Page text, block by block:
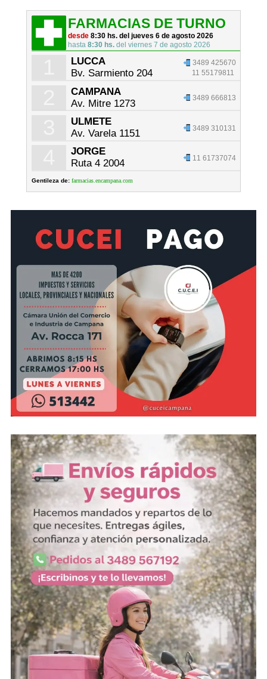
FARMACIAS DE TURNO
desde8:30 hs. del jueves 6 de agosto 2026
hasta8:30 hs. del viernes 7 de agosto 2026
LUCCA
Bv. Sarmiento 204
3489 425670
11 55179811
CAMPANA
Av. Mitre 1273
3489 666813
ULMETE
Av. Varela 1151
3489 310131
JORGE
Ruta 4 2004
11 61737074
Gentileza de: farmacias.encampana.com